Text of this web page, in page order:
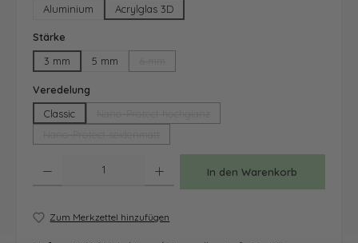
Aluminium
Acrylglas 3D
Stärke
3 mm
5 mm
Veredelung
Classic
In den Warenkorb
Zum Merkzettel hinzufügen